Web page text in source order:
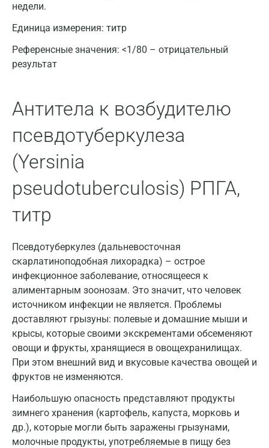
недели.
Единица измерения: титр
Референсные значения: <1/80 – отрицательный
результат
Антитела к возбудителю
псевдотуберкулеза
(Yersinia
pseudotuberculosis) РПГА,
титр
Псевдотуберкулез (дальневосточная
скарлатиноподобная лихорадка) – острое
инфекционное заболевание, относящееся к
алиментарным зоонозам. Это значит, что человек
источником инфекции не является. Проблемы
доставляют грызуны: полевые и домашние мыши и
крысы, которые своими экскрементами обсеменяют
овощи и фрукты, хранящиеся в овощехранилищах.
При этом внешний вид и вкусовые качества овощей и
фруктов не изменяются.
Наибольшую опасность представляют продукты
зимнего хранения (картофель, капуста, морковь и
др.), которые могли быть заражены грызунами,
молочные продукты, употребляемые в пищу без
Брянск
Великий Новгород
Волгоград
Вологда
Всеволожск
Гатчина
Геленджик
Голубое
Дзержинск
Дзержинский
Дмитров
Долгопрудный
Екатеринбург
Жуковский